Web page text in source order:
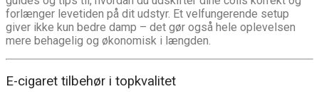
forlænger levetiden på dit udstyr. Et velfungerende setup
giver ikke kun bedre damp – det gør også hele oplevelsen
mere behagelig og økonomisk i længden.
E-cigaret tilbehør i topkvalitet